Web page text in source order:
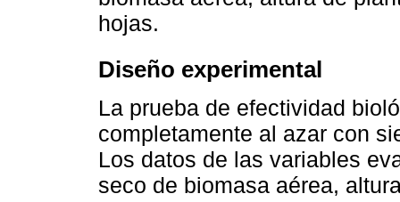
hojas.
Diseño experimental
La prueba de efectividad
completamente al azar con
Los datos de las variables
seco de biomasa aérea,